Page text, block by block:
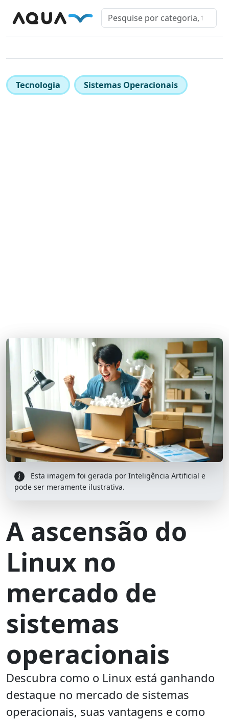
Tecnologia Sistemas Operacionais
Esta imagem foi gerada por Inteligência Artificial e
pode ser meramente ilustrativa.
A ascensão do
Linux no
mercado de
sistemas
operacionais
Descubra como o Linux está ganhando
destaque no mercado de sistemas
operacionais, suas vantagens e como